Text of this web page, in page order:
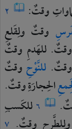
وقتٌ: ٢
وقتٌ ولِقَلعِ
وقتٌ.للهَدمِ وقتٌ
وقتٌ. للنَّوْحِوقتٌ
الحِجارَةِوقتٌ.
٦ للكَسبِ
٧